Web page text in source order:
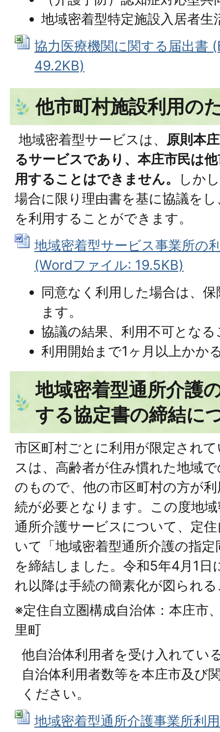
地域密着型特定施設入居者生
協力医療機関に関する届出書
49.2KB)
他市町村施設利用の
地域密着型サービスは、 原則本
るサービスであり、本庄市民は
用することはできません。
しか
場合に限り理由書を基に協議を
を利用することができます。
地域密着型サービス事業所の
(Wordファイル: 19.5KB)
同意なく利用した場合は、
ます。
協議の結果、利用不可とな
利用開始まで1ヶ月以上かか
地域密着型通所介護
する協定書の締結に
市区町村ごとに利用が限定され
スは、高齢者が住み慣れた地域
のもので、他の市区町村の方が
続が必要となります。この度地
通所介護サービスについて、定
いて「地域密着型通所介護の指
を締結しました。令和5年4月1日
れ以降は手続の簡素化が図られ
※定住自立圏構成自治体：本庄市
里町
他自治体利用者を受け入れてい
自治体利用者数等を本庄市及び
ください。
地域密着型通所介護事業所利